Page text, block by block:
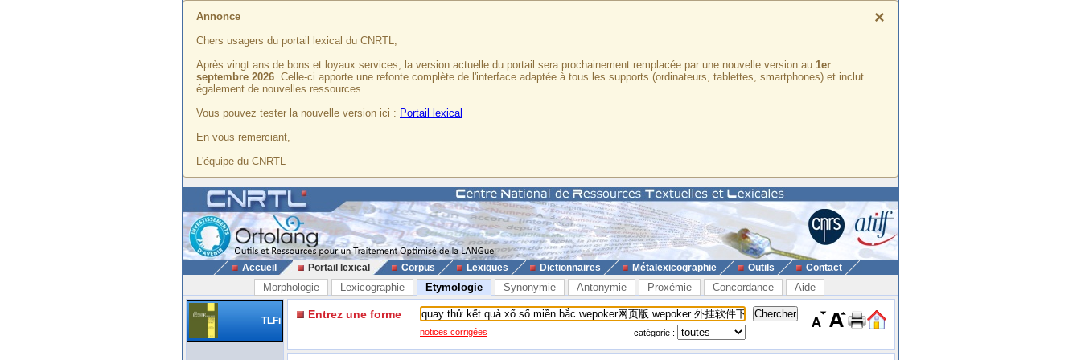
×
Annonce
Chers usagers du portail lexical du CNRTL,
Après vingt ans de bons et loyaux services, la version actuelle du portail sera prochainement remplacée par une nouvelle version au 1er
septembre 2026. Celle-ci apporte une refonte complète de l'interface adaptée à tous les supports (ordinateurs, tablettes, smartphones) et inclut
également de nouvelles ressources.
Vous pouvez tester la nouvelle version ici : Portail lexical
En vous remerciant,
L'équipe du CNRTL
Accueil Portail lexical Corpus Lexiques Dictionnaires Métalexicographie Outils Contact
Morphologie Lexicographie Etymologie Synonymie Antonymie Proxémie Concordance Aide
TLFi Entrez une forme
notices corrigées catégorie :